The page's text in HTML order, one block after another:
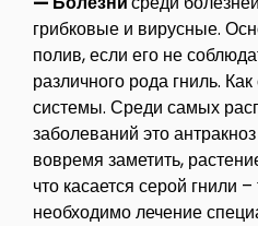
грибковые и вирусные.
полив, если его не
различного рода гниль.
системы. Среди самых
заболеваний это
вовремя заметить,
что касается серой гнили
необходимо лечение